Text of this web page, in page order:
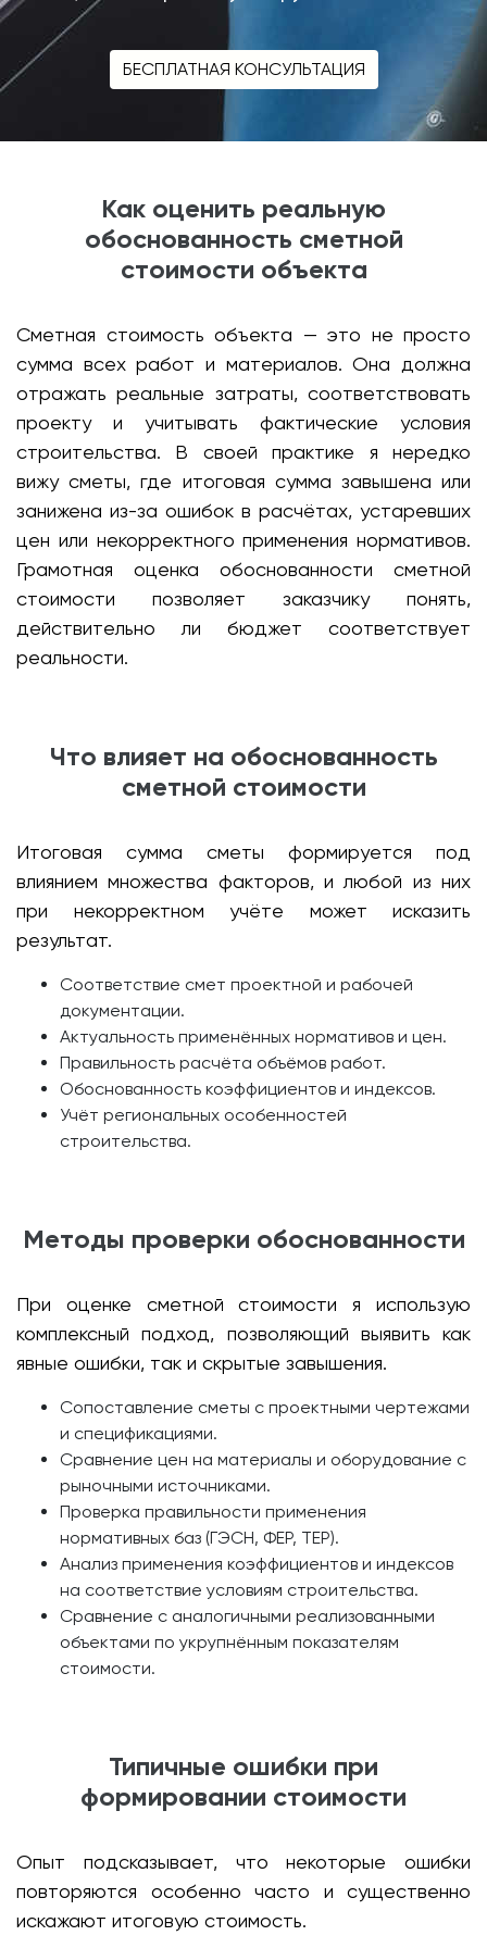
БЕСПЛАТНАЯ КОНСУЛЬТАЦИЯ
Как оценить реальную
обоснованность сметной
стоимости объекта
Сметная стоимость объекта — это не просто
сумма всех работ и материалов. Она должна
отражать реальные затраты, соответствовать
проекту и учитывать фактические условия
строительства. В своей практике я нередко
вижу сметы, где итоговая сумма завышена или
занижена из-за ошибок в расчётах, устаревших
цен или некорректного применения нормативов.
Грамотная оценка обоснованности сметной
стоимости позволяет заказчику понять,
действительно ли бюджет соответствует
реальности.
Что влияет на обоснованность
сметной стоимости
Итоговая сумма сметы формируется под
влиянием множества факторов, и любой из них
при некорректном учёте может исказить
результат.
Соответствие смет проектной и рабочей
документации.
Актуальность применённых нормативов и цен.
Правильность расчёта объёмов работ.
Обоснованность коэффициентов и индексов.
Учёт региональных особенностей
строительства.
Методы проверки обоснованности
При оценке сметной стоимости я использую
комплексный подход, позволяющий выявить как
явные ошибки, так и скрытые завышения.
Сопоставление сметы с проектными чертежами
и спецификациями.
Сравнение цен на материалы и оборудование с
рыночными источниками.
Проверка правильности применения
нормативных баз (ГЭСН, ФЕР, ТЕР).
Анализ применения коэффициентов и индексов
на соответствие условиям строительства.
Сравнение с аналогичными реализованными
объектами по укрупнённым показателям
стоимости.
Типичные ошибки при
формировании стоимости
Опыт подсказывает, что некоторые ошибки
повторяются особенно часто и существенно
искажают итоговую стоимость.